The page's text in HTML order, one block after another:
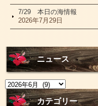
7/29 本日の海情報
2026年7月29日
ニュース
ニ
ュ
ー
カテゴリー